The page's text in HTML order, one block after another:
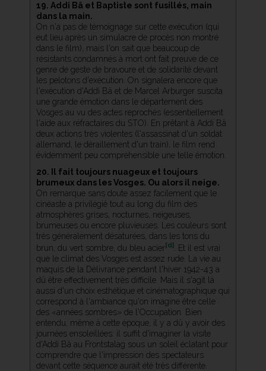
19. Addi Bâ et Baptiste sont fusillés, main
dans la main.
On n'a pas de témoignage sur cette exécution (qui
eut lieu après un simulacre de procès non montré
dans le film), mais l'on sait que beaucoup de
résistants condamnés à mort ont fait preuve de ce
genre de geste de bravoure et de solidarité devant
les pelotons d'exécution. On signalera encore que
l'exécution d'Addi Bâ et de Marcel Arburger suscita
une grande émotion dans le département des
Vosges au vu des actes reprochés (essentiellement
l'aide aux réfractaires du STO). En prêtant à Addi Bâ
deux actions très violentes (l'assassinat d'un soldat
allemand, le déraillement d'un train), le film rend
évidemment peu compréhensible une telle émotion.
20. Il fait toujours nuageux et toujours
brumeux dans les Vosges. Ou alors il neige.
On remarque sans doute assez facilement que le
cinéaste a privilégié tout au long du film des
atmosphères grises, nocturnes, neigeuses,
brumeuses ou encore pluvieuses. Les couleurs sont
très généralement désaturées, dans les tons du
brun, du vert sombre, du bleu acier[d] . Et il est vrai
que le climat des Vosges est assez rude. La vie au
maquis de la Délivrance pendant l'hiver 1942-43 a
dû être effectivement très difficile. Mais il s'agit là
aussi d'un choix esthétique et cinématographique qui
correspond à l'ambiance qu'on imagine être celle
des «années sombres» de l'Occupation. Bien
entendu, même à cette époque, il y a dû y avoir des
journées ensoleillées: il suffit d'imaginer la visite
d'Addi Bâ au Frontstalag sous un soleil éclatant pour
comprendre que l'impression des spectateurs
devant cette séquence aurait été très différente.